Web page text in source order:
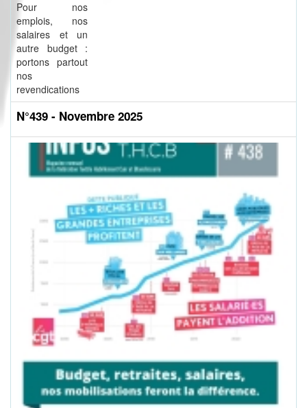
Pour nos
emplois, nos
salaires et un
autre budget :
portons partout
nos
revendications
N°439 - Novembre 2025